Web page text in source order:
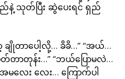
ည်နဲ့ သုတ်ပြီး ဆွဲပေးရင် ရှည်
ျိုတာပေါ့လို့… ခိခိ…” “အယ်…
ာတုန်း…” “ဘယ်ပြောမလဲ…
မလေး လေး… ကြောက်ပါ